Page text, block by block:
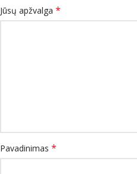
Jūsų apžvalga *
Pavadinimas *